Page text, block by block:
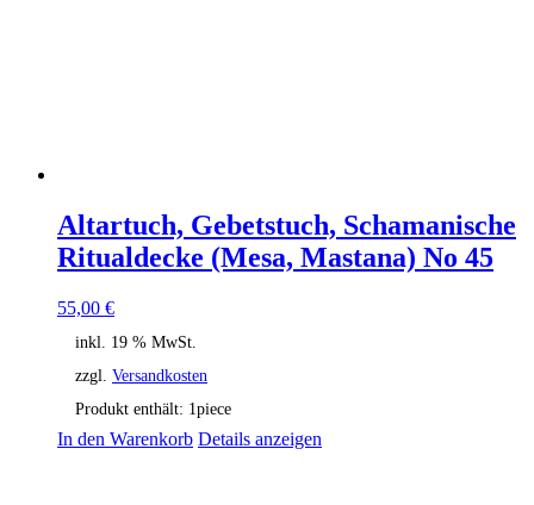
Altartuch, Gebetstuch, Schamanische
Ritualdecke (Mesa, Mastana) No 45
55,00 €
inkl. 19 % MwSt.
zzgl. Versandkosten
Produkt enthält: 1piece
In den Warenkorb Details anzeigen